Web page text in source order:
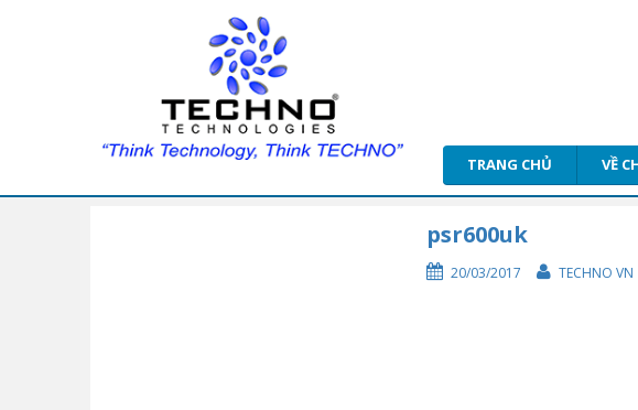
TRANG CHỦ VỀ
psr600uk
20/03/2017 TECHNO VN